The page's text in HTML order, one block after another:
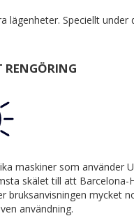
lägenheter. Speciellt
RENGÖRING
som använder
skälet till att
bruksanvisningen mycket
användning.